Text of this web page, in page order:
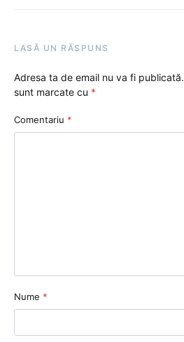
LASĂ UN RĂSPUNS
Adresa ta de email nu va fi publicată.
sunt marcate cu *
Comentariu *
Nume *